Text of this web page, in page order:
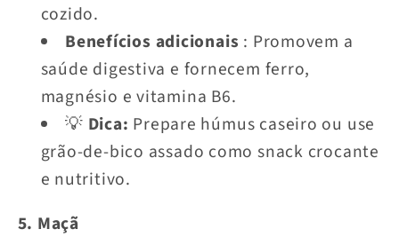
cozido.
Benefícios adicionais : Promovem a
saúde digestiva e fornecem ferro,
magnésio e vitamina B6.
💡 Dica: Prepare húmus caseiro ou use
grão-de-bico assado como snack crocante
e nutritivo.
5. Maçã